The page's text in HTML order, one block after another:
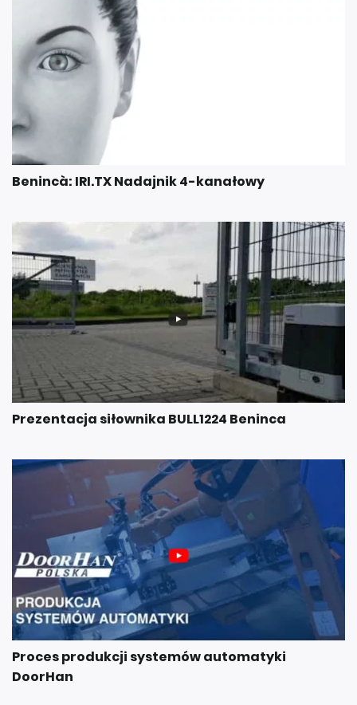
Benincà: IRI.TX Nadajnik 4-kanałowy
Prezentacja siłownika BULL1224 Beninca
Proces produkcji systemów automatyki
DoorHan